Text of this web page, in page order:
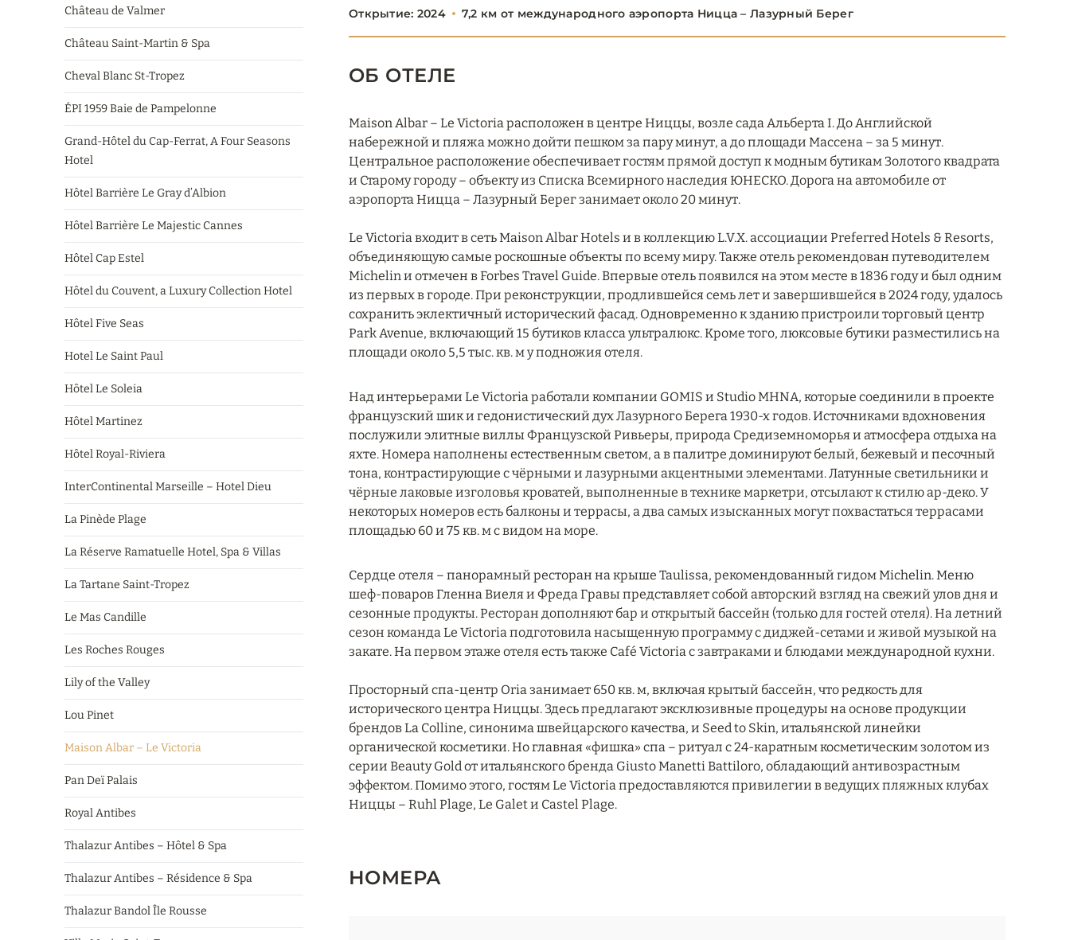
Château de Valmer
Château Saint-Martin & Spa
Cheval Blanc St-Tropez
ÉPI 1959 Baie de Pampelonne
Grand-Hôtel du Cap-Ferrat, A Four Seasons
Hotel
Hôtel Barrière Le Gray d’Albion
Hôtel Barrière Le Majestic Cannes
Hôtel Cap Estel
Hôtel du Couvent, a Luxury Collection Hotel
Hôtel Five Seas
Hotel Le Saint Paul
Hôtel Le Soleia
Hôtel Martinez
Hôtel Royal-Riviera
InterContinental Marseille – Hotel Dieu
La Pinède Plage
La Réserve Ramatuelle Hotel, Spa & Villas
La Tartane Saint-Tropez
Le Mas Candille
Les Roches Rouges
Lily of the Valley
Lou Pinet
Maison Albar – Le Victoria
Pan Deï Palais
Royal Antibes
Thalazur Antibes – Hôtel & Spa
Thalazur Antibes – Résidence & Spa
Thalazur Bandol Île Rousse
Открытие: 2024 7,2 км от международного аэропорта Ницца – Лазурный Берег
ОБ ОТЕЛЕ
Maison Albar – Le Victoria расположен в центре Ниццы, возле сада Альберта I. До Английской
набережной и пляжа можно дойти пешком за пару минут, а до площади Массена – за 5 минут.
Центральное расположение обеспечивает гостям прямой доступ к модным бутикам Золотого квадрата
и Старому городу – объекту из Списка Всемирного наследия ЮНЕСКО. Дорога на автомобиле от
аэропорта Ницца – Лазурный Берег занимает около 20 минут.
Le Victoria входит в сеть Maison Albar Hotels и в коллекцию L.V.X. ассоциации Preferred Hotels & Resorts,
объединяющую самые роскошные объекты по всему миру. Также отель рекомендован путеводителем
Michelin и отмечен в Forbes Travel Guide. Впервые отель появился на этом месте в 1836 году и был одним
из первых в городе. При реконструкции, продлившейся семь лет и завершившейся в 2024 году, удалось
сохранить эклектичный исторический фасад. Одновременно к зданию пристроили торговый центр
Park Avenue, включающий 15 бутиков класса ультралюкс. Кроме того, люксовые бутики разместились на
площади около 5,5 тыс. кв. м у подножия отеля.
Над интерьерами Le Victoria работали компании GOMIS и Studio MHNA, которые соединили в проекте
французский шик и гедонистический дух Лазурного Берега 1930-х годов. Источниками вдохновения
послужили элитные виллы Французской Ривьеры, природа Средиземноморья и атмосфера отдыха на
яхте. Номера наполнены естественным светом, а в палитре доминируют белый, бежевый и песочный
тона, контрастирующие с чёрными и лазурными акцентными элементами. Латунные светильники и
чёрные лаковые изголовья кроватей, выполненные в технике маркетри, отсылают к стилю ар-деко. У
некоторых номеров есть балконы и террасы, а два самых изысканных могут похвастаться террасами
площадью 60 и 75 кв. м с видом на море.
Сердце отеля – панорамный ресторан на крыше Taulissa, рекомендованный гидом Michelin. Меню
шеф-поваров Гленна Виеля и Фреда Гравы представляет собой авторский взгляд на свежий улов дня и
сезонные продукты. Ресторан дополняют бар и открытый бассейн (только для гостей отеля). На летний
сезон команда Le Victoria подготовила насыщенную программу с диджей-сетами и живой музыкой на
закате. На первом этаже отеля есть также Café Victoria с завтраками и блюдами международной кухни.
Просторный спа-центр Oria занимает 650 кв. м, включая крытый бассейн, что редкость для
исторического центра Ниццы. Здесь предлагают эксклюзивные процедуры на основе продукции
брендов La Colline, синонима швейцарского качества, и Seed to Skin, итальянской линейки
органической косметики. Но главная «фишка» спа – ритуал с 24-каратным косметическим золотом из
серии Beauty Gold от итальянского бренда Giusto Manetti Battiloro, обладающий антивозрастным
эффектом. Помимо этого, гостям Le Victoria предоставляются привилегии в ведущих пляжных клубах
Ниццы – Ruhl Plage, Le Galet и Castel Plage.
НОМЕРА